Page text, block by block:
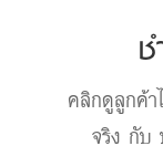
คลิกดูลูกค้า
จริง กับ